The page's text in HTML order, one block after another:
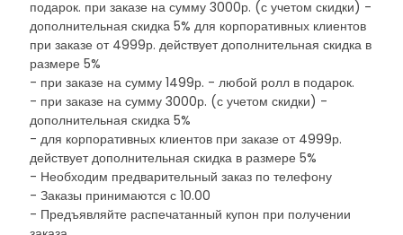
подарок. при заказе на сумму 3000р. (с учетом скидки) -
дополнительная скидка 5% для корпоративных клиентов
при заказе от 4999р. действует дополнительная скидка в
размере 5%
- при заказе на сумму 1499р. - любой ролл в подарок.
- при заказе на сумму 3000р. (с учетом скидки) -
дополнительная скидка 5%
- для корпоративных клиентов при заказе от 4999р.
действует дополнительная скидка в размере 5%
- Необходим предварительный заказ по телефону
- Заказы принимаются с 10.00
- Предъявляйте распечатанный купон при получении